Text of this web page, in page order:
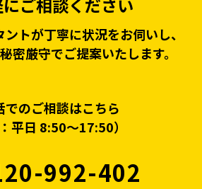
ご相談ください
トが丁寧に状況をお伺いし、
密厳守でご提案いたします。
でのご相談はこちら
：平日 8:50〜17:50）
992-402